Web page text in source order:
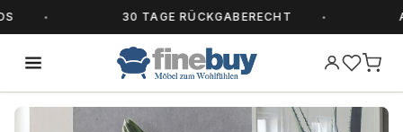
30 TAGE RÜCKGABERECHT